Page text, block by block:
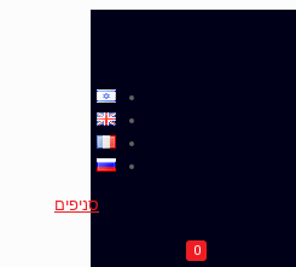
0
סניפים